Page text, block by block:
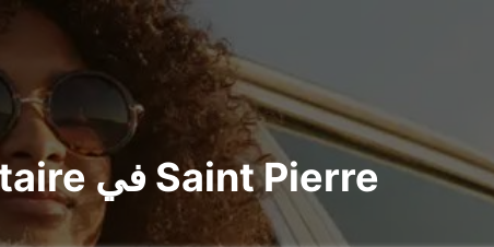
تأجير voiture و utilitaire في Saint Pierre